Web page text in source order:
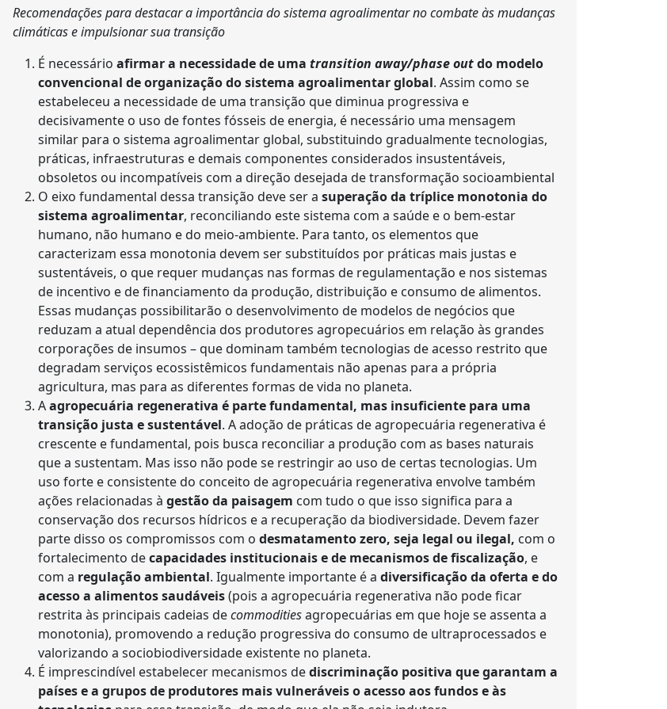
Recomendações para destacar a importância do sistema agroalimentar no combate às mudanças
climáticas e impulsionar sua transição
É necessário afirmar a necessidade de uma transition away/phase outdo modelo
convencional de organização do sistema agroalimentar global. Assim como se
estabeleceu a necessidade de uma transição que diminua progressiva e
decisivamente o uso de fontes fósseis de energia, é necessário uma mensagem
similar para o sistema agroalimentar global, substituindo gradualmente tecnologias,
práticas, infraestruturas e demais componentes considerados insustentáveis,
obsoletos ou incompatíveis com a direção desejada de transformação socioambiental
O eixo fundamental dessa transição deve ser a superação da tríplice monotonia do
sistema agroalimentar, reconciliando este sistema com a saúde e o bem-estar
humano, não humano e do meio-ambiente. Para tanto, os elementos que
caracterizam essa monotonia devem ser substituídos por práticas mais justas e
sustentáveis, o que requer mudanças nas formas de regulamentação e nos sistemas
de incentivo e de financiamento da produção, distribuição e consumo de alimentos.
Essas mudanças possibilitarão o desenvolvimento de modelos de negócios que
reduzam a atual dependência dos produtores agropecuários em relação às grandes
corporações de insumos – que dominam também tecnologias de acesso restrito que
degradam serviços ecossistêmicos fundamentais não apenas para a própria
agricultura, mas para as diferentes formas de vida no planeta.
Aagropecuária regenerativa é parte fundamental, mas insuficiente para uma
transição justa e sustentável. A adoção de práticas de agropecuária regenerativa é
crescente e fundamental, pois busca reconciliar a produção com as bases naturais
que a sustentam. Mas isso não pode se restringir ao uso de certas tecnologias. Um
uso forte e consistente do conceito de agropecuária regenerativa envolve também
ações relacionadas à gestão da paisagem com tudo o que isso significa para a
conservação dos recursos hídricos e a recuperação da biodiversidade. Devem fazer
parte disso os compromissos com o desmatamento zero, seja legal ou ilegal, com o
fortalecimento decapacidades institucionais e de mecanismos de fiscalização, e
com a regulação ambiental. Igualmente importante é a diversificação da oferta e do
acesso a alimentos saudáveis(pois a agropecuária regenerativa não pode ficar
restrita às principais cadeias decommoditiesagropecuárias em que hoje se assenta a
monotonia), promovendo a redução progressiva do consumo de ultraprocessados e
valorizando a sociobiodiversidade existente no planeta.
É imprescindível estabelecer mecanismos dediscriminação positiva que garantam a
países e a grupos de produtores mais vulneráveis o acesso aos fundos e às